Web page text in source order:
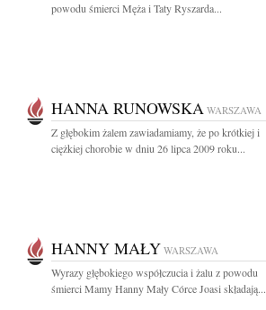
powodu śmierci Męża i Taty Ryszarda...
HANNA RUNOWSKA WARSZAWA
Z głębokim żalem zawiadamiamy, że po krótkiej i
ciężkiej chorobie w dniu 26 lipca 2009 roku...
HANNY MAŁY WARSZAWA
Wyrazy głębokiego współczucia i żalu z powodu
śmierci Mamy Hanny Mały Córce Joasi składają...